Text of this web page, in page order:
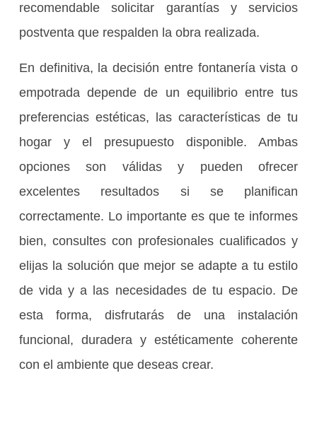
recomendable solicitar garantías y servicios
postventa que respalden la obra realizada.
En definitiva, la decisión entre fontanería vista o
empotrada depende de un equilibrio entre tus
preferencias estéticas, las características de tu
hogar y el presupuesto disponible. Ambas
opciones son válidas y pueden ofrecer
excelentes resultados si se planifican
correctamente. Lo importante es que te informes
bien, consultes con profesionales cualificados y
elijas la solución que mejor se adapte a tu estilo
de vida y a las necesidades de tu espacio. De
esta forma, disfrutarás de una instalación
funcional, duradera y estéticamente coherente
con el ambiente que deseas crear.